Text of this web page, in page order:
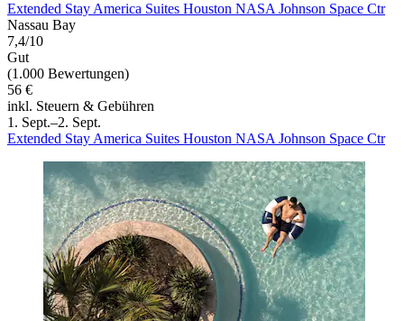
Extended Stay America Suites Houston NASA Johnson Space Ctr
Nassau Bay
7,4/10
Gut
(1.000 Bewertungen)
56 €
inkl. Steuern & Gebühren
1. Sept.–2. Sept.
Extended Stay America Suites Houston NASA Johnson Space Ctr